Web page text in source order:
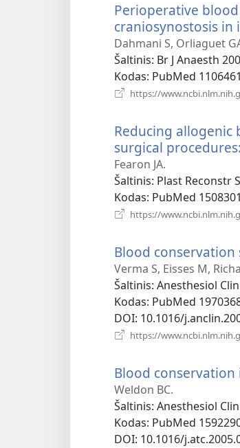
Perioperative
craniosynostosis in
Dahmani S, Orliaguet
Šaltinis‎: Br J Anaesth
Kodas‎: PubMed
https://
Reducing
surgical
Fearon JA.
Šaltinis‎: Plast Reconstr
Kodas‎: PubMed
https://
Blood
Verma S, Eisses M,
Šaltinis‎: Anesthesiol
Kodas‎: PubMed
DOI‎: 10.1016/
https://
Blood
Weldon BC.
Šaltinis‎: Anesthesiol
Kodas‎: PubMed
DOI‎: 10.1016/